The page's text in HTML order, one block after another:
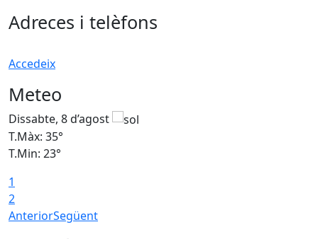
Adreces i telèfons
Accedeix
Meteo
Dissabte, 8 d’agost
T.Màx: 35°
T.Min: 23°
1
2
AnteriorSegüent